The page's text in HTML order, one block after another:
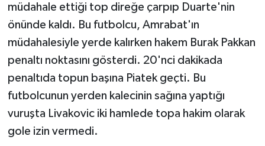
müdahale ettiği top direğe çarpıp Duarte'nin
önünde kaldı. Bu futbolcu, Amrabat'ın
müdahalesiyle yerde kalırken hakem Burak Pakkan
penaltı noktasını gösterdi. 20'nci dakikada
penaltıda topun başına Piatek geçti. Bu
futbolcunun yerden kalecinin sağına yaptığı
vuruşta Livakovic iki hamlede topa hakim olarak
gole izin vermedi.